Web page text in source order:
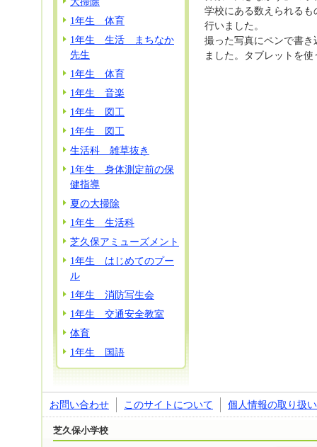
1年生 体育
1年生 生活 まちなか
先生
1年生 体育
1年生 音楽
1年生 図工
1年生 図工
生活科 雑草抜き
1年生 身体測定前の保
健指導
夏の大掃除
1年生 生活科
芝久保アミューズメント
1年生 はじめてのプー
ル
1年生 消防写生会
1年生 交通安全教室
体育
1年生 国語
学校にある数えられる
行いました。
撮った写真にペンで書
ました。タブレットを
お問い合わせ このサイトについて 個人情報の取り扱い
芝久保小学校